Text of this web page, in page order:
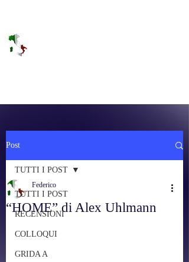
Post
TUTTI I POST
RECENSIONI
COLLOQUI
GRIDA A
TUTTI I POST
“HOME” di Alex Uhlmann
Federico